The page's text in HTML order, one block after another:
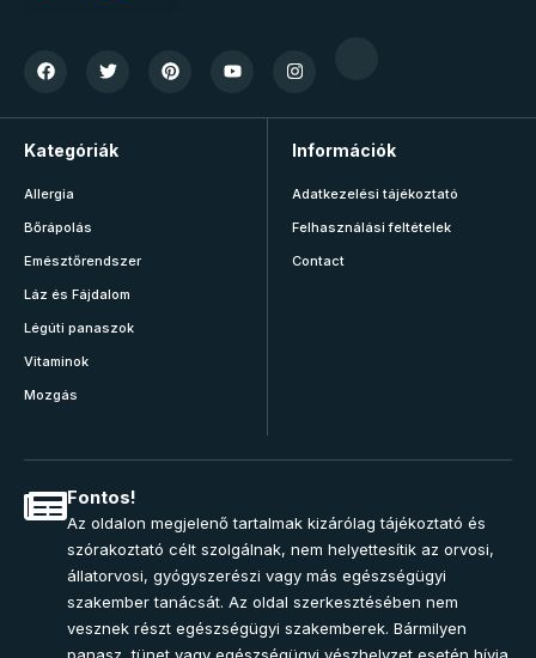
Kategóriák
Allergia
Bőrápolás
Emésztőrendszer
Láz és Fájdalom
Légúti panaszok
Vitaminok
Mozgás
Információk
Adatkezelési tájékoztató
Felhasználási feltételek
Contact
Fontos!
Az oldalon megjelenő tartalmak kizárólag tájékoztató és
szórakoztató célt szolgálnak, nem helyettesítik az orvosi,
állatorvosi, gyógyszerészi vagy más egészségügyi
szakember tanácsát. Az oldal szerkesztésében nem
vesznek részt egészségügyi szakemberek. Bármilyen